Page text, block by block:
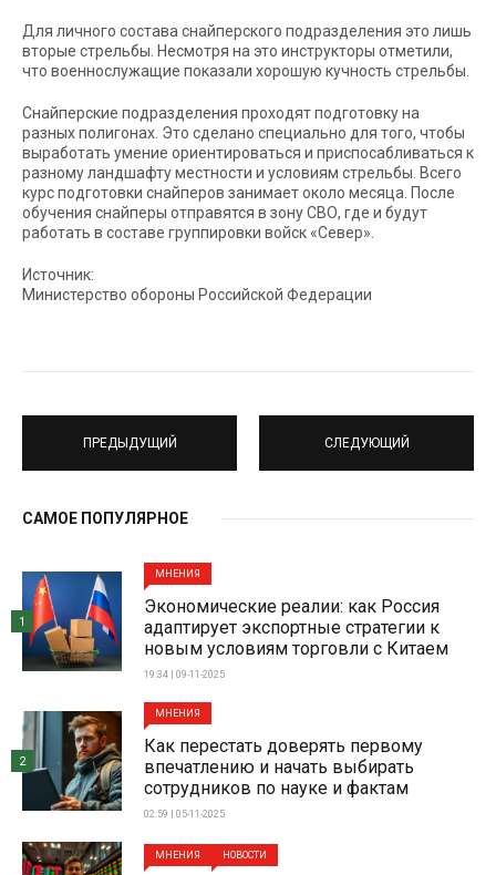
Для личного состава снайперского подразделения это лишь
вторые стрельбы. Несмотря на это инструкторы отметили,
что военнослужащие показали хорошую кучность стрельбы.
Снайперские подразделения проходят подготовку на
разных полигонах. Это сделано специально для того, чтобы
выработать умение ориентироваться и приспосабливаться к
разному ландшафту местности и условиям стрельбы. Всего
курс подготовки снайперов занимает около месяца. После
обучения снайперы отправятся в зону СВО, где и будут
работать в составе группировки войск «Север».
Источник:
Министерство обороны Российской Федерации
ПРЕДЫДУЩИЙ СЛЕДУЮЩИЙ
САМОЕ ПОПУЛЯРНОЕ
МНЕНИЯ
Экономические реалии: как Россия
адаптирует экспортные стратегии к
новым условиям торговли с Китаем
19:34 | 09-11-2025
1
МНЕНИЯ
Как перестать доверять первому
впечатлению и начать выбирать
сотрудников по науке и фактам
02:59 | 05-11-2025
2
МНЕНИЯ НОВОСТИ